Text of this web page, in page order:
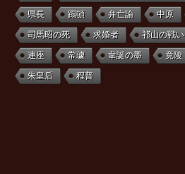
県長 蹋頓 弁亡論 中原
司馬昭の死 求婚者 祁山の戦い
連座 常璩 韋誕の墨 竟陵
朱皇后 程普